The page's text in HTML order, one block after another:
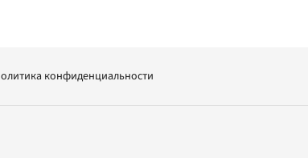
конфиденциальности